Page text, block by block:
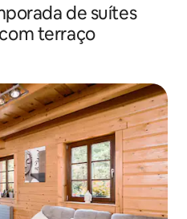
de suítes
terraço
dos hóspedes